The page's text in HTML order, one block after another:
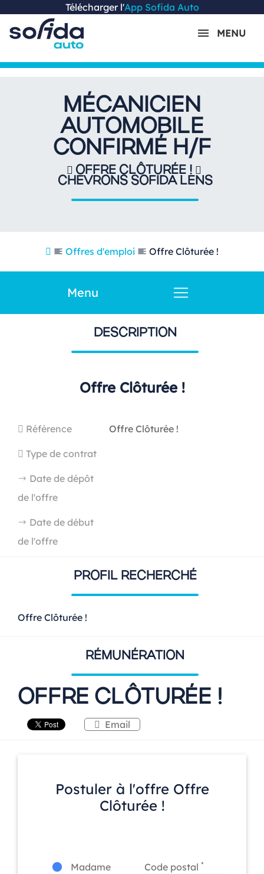
Télécharger l'App Sofida Auto
MENU
MÉCANICIEN
AUTOMOBILE
CONFIRMÉ H/F
OFFRE CLÔTURÉE !
CHEVRONS SOFIDA LENS
Offres d'emploi Offre Clôturée !
Menu
DESCRIPTION
Offre Clôturée !
Référence Offre Clôturée !
Type de contrat
Date de dépôt
de l'offre
Date de début
de l'offre
PROFIL RECHERCHÉ
Offre Clôturée !
RÉMUNÉRATION
OFFRE CLÔTURÉE !
Email
Postuler à l'offre Offre
Clôturée !
Madame
Code postal*